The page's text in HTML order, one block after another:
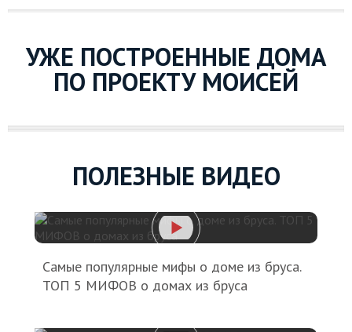
УЖЕ ПОСТРОЕННЫЕ ДОМА
ПО ПРОЕКТУ МОИСЕЙ
ПОЛЕЗНЫЕ ВИДЕО
Самые популярные мифы о доме из бруса.
ТОП 5 МИФОВ о домах из бруса